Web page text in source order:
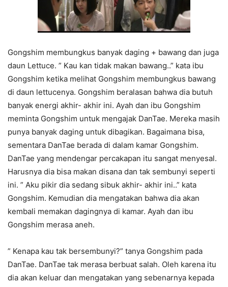
Gongshim membungkus banyak daging + bawang dan juga
daun Lettuce. ” Kau kan tidak makan bawang..” kata ibu
Gongshim ketika melihat Gongshim membungkus bawang
di daun lettucenya. Gongshim beralasan bahwa dia butuh
banyak energi akhir- akhir ini. Ayah dan ibu Gongshim
meminta Gongshim untuk mengajak DanTae. Mereka masih
punya banyak daging untuk dibagikan. Bagaimana bisa,
sementara DanTae berada di dalam kamar Gongshim.
DanTae yang mendengar percakapan itu sangat menyesal.
Harusnya dia bisa makan disana dan tak sembunyi seperti
ini. ” Aku pikir dia sedang sibuk akhir- akhir ini..” kata
Gongshim. Kemudian dia mengatakan bahwa dia akan
kembali memakan dagingnya di kamar. Ayah dan ibu
Gongshim merasa aneh.
” Kenapa kau tak bersembunyi?” tanya Gongshim pada
DanTae. DanTae tak merasa berbuat salah. Oleh karena itu
dia akan keluar dan mengatakan yang sebenarnya kepada